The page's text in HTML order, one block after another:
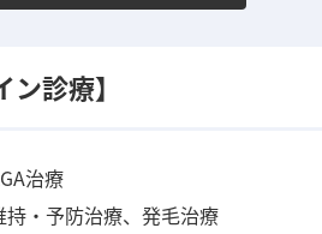
診療】
治療
持・予防治療、発毛治療